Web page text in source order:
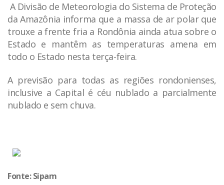
A Divisão de Meteorologia do Sistema de Proteção
da Amazônia informa que a massa de ar polar que
trouxe a frente fria a Rondônia ainda atua sobre o
Estado e mantêm as temperaturas amena em
todo o Estado nesta terça-feira.
A previsão para todas as regiões rondonienses,
inclusive a Capital é céu nublado a parcialmente
nublado e sem chuva.
Fonte: Sipam